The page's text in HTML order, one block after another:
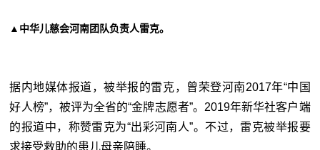
▲中华儿慈会河南团队负责人雷克。
据内地媒体报道，被举报的雷克，曾荣登河南2017年“中国
好人榜”，被评为全省的“金牌志愿者”。2019年新华社客户端
的报道中，称赞雷克为“出彩河南人”。不过，雷克被举报要
求接受救助的患儿母亲陪睡。